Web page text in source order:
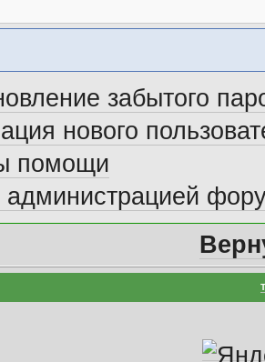
забытого
нового
помощи
администрацией